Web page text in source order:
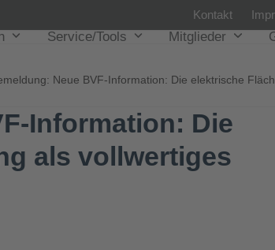
Kontakt
Service/Tools Mitglieder
Neue BVF-Information: Die elektrische
Information: Die
als vollwertiges